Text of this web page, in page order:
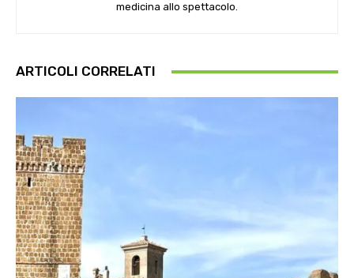
medicina allo spettacolo.
ARTICOLI CORRELATI